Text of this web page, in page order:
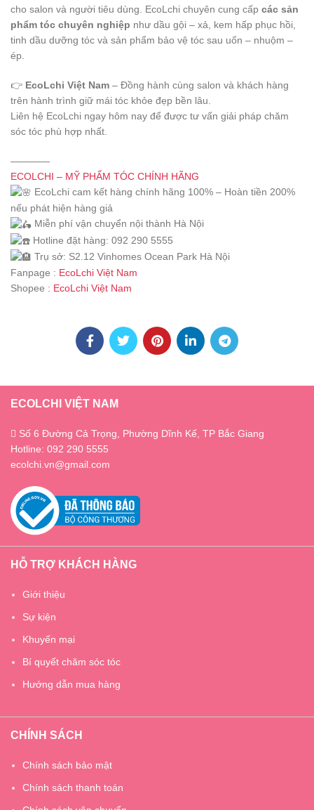
cho salon và người tiêu dùng. EcoLchi chuyên cung cấp các sản
phẩm tóc chuyên nghiệp như dầu gội – xả, kem hấp phục hồi,
tinh dầu dưỡng tóc và sản phẩm bảo vệ tóc sau uốn – nhuộm –
ép.
👉 EcoLchi Việt Nam – Đồng hành cùng salon và khách hàng
trên hành trình giữ mái tóc khỏe đẹp bền lâu.
Liên hệ EcoLchi ngay hôm nay để được tư vấn giải pháp chăm
sóc tóc phù hợp nhất.
————
ECOLCHI – MỸ PHẨM TÓC CHÍNH HÃNG
EcoLchi cam kết hàng chính hãng 100% – Hoàn tiền 200%
nếu phát hiện hàng giả
Miễn phí vận chuyển nội thành Hà Nội
Hotline đặt hàng: 092 290 5555
Trụ sở: S2.12 Vinhomes Ocean Park Hà Nội
Fanpage : EcoLchi Việt Nam
Shopee : EcoLchi Việt Nam
ECOLCHI VIỆT NAM
Số 6 Đường Cả Trọng, Phường Dĩnh Kế, TP Bắc Giang
Hotline: 092 290 5555
ecolchi.vn@gmail.com
HỖ TRỢ KHÁCH HÀNG
Giới thiệu
Sự kiện
Khuyến mại
Bí quyết chăm sóc tóc
Hướng dẫn mua hàng
CHÍNH SÁCH
Chính sách bảo mật
Chính sách thanh toán